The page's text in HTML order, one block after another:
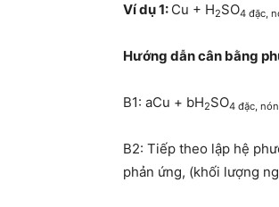
Ví dụ 1: Cu + H2SO4 đặc,
Hướng dẫn cân bằng
B1: aCu + bH2SO4 đặc,
B2: Tiếp theo lập hệ
phản ứng, (khối lượng